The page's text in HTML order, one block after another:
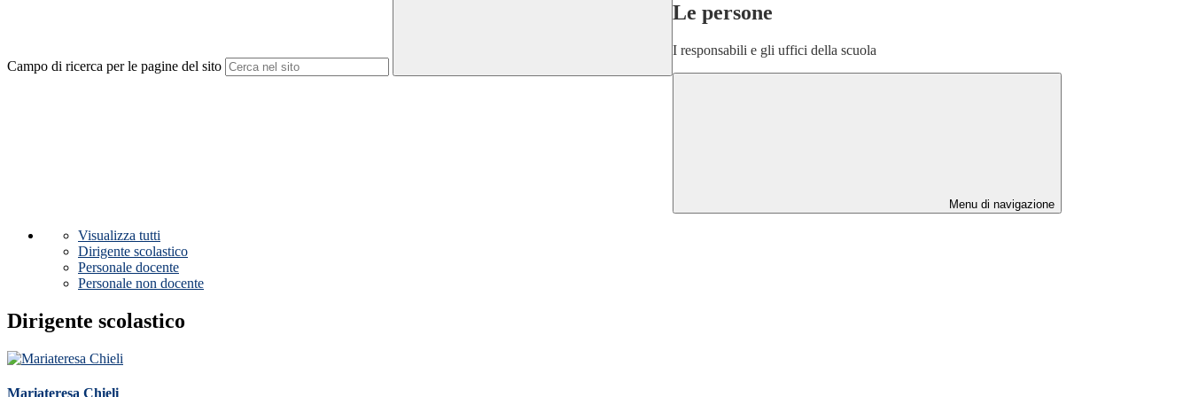
Campo di ricerca per le pagine del sito
Le persone
I responsabili e gli uffici della scuola
Menu di navigazione
Visualizza tutti
Dirigente scolastico
Personale docente
Personale non docente
Dirigente scolastico
Mariateresa Chieli